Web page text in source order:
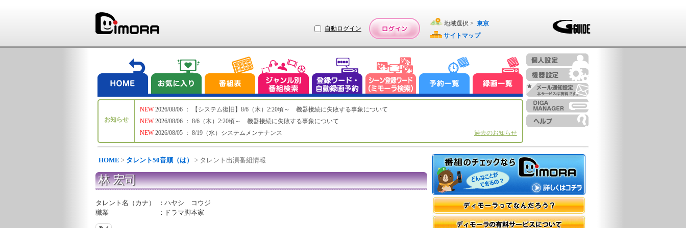
自動ログイン
地域選択 > 東京
サイトマップ
お知らせ
NEW
NEW
NEW
2026/08/06 ： 【システム復旧】8/6（木）2:20頃～ 機器接続に失敗する事象について
2026/08/06 ： 8/6（木）2:20頃～ 機器接続に失敗する事象について
2026/08/05 ： 8/19（水）システムメンテナンス
過去のお知らせ
HOME > タレント50音順（は） > タレント出演番組情報
林 宏司
タレント名（カナ） ：ハヤシ コウジ
職業
： ドラマ脚本家